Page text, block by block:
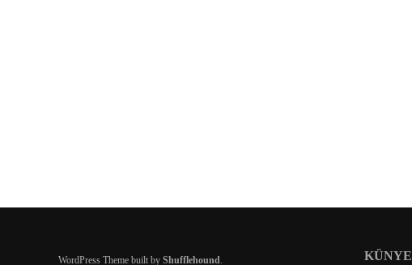
WordPress Theme built by Shufflehound. KÜNYE